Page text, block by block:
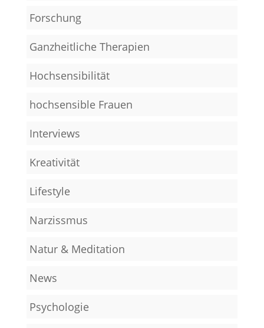
Forschung
Ganzheitliche Therapien
Hochsensibilität
hochsensible Frauen
Interviews
Kreativität
Lifestyle
Narzissmus
Natur & Meditation
News
Psychologie